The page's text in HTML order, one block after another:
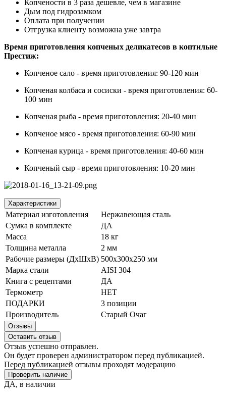
Копчености в 3 раза дешевле, чем в магазине
Дым под гидрозамком
Оплата при получении
Отгрузка клиенту возможна уже завтра
Время приготовления копченых деликатесов в коптильне
Престиж:
Копченое сало - время приготовления: 90-120 мин
Копченая колбаса и сосиски - время приготовления: 60-
100 мин
Копченая рыба - время приготовления: 20-40 мин
Копченое мясо - время приготовления: 60-90 мин
Копченая курица - время приготовления: 40-60 мин
Копченый сыр - время приготовления: 10-20 мин
Характеристики
Материал изготовления
Нержавеющая сталь
Сумка в комплекте
ДА
Масса
18 кг
Толщина металла
2 мм
Рабочие размеры (ДхШхВ) 500х300х250 мм
Марка стали
AISI 304
Книга с рецептами
ДА
Термометр
НЕТ
ПОДАРКИ
3 позиции
Производитель
Старый Очаг
Отзывы
Оставить отзыв
Отзыв успешно отправлен.
Он будет проверен администратором перед публикацией.
Перед публикацией отзывы проходят модерацию
Проверить наличие
ДА, в наличии